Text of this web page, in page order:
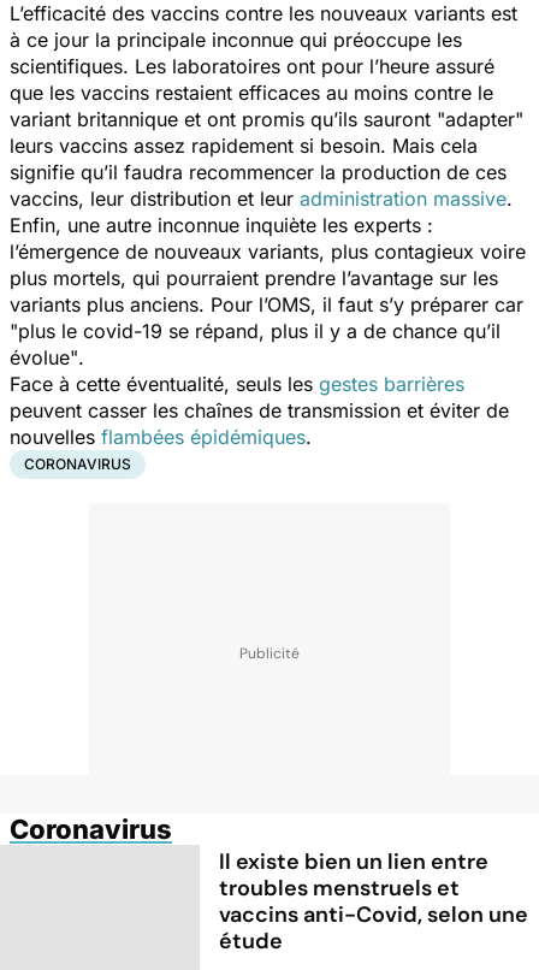
L’efficacité des vaccins contre les nouveaux variants est
à ce jour la principale inconnue qui préoccupe les
scientifiques. Les laboratoires ont pour l’heure assuré
que les vaccins restaient efficaces au moins contre le
variant britannique et ont promis qu’ils sauront "adapter"
leurs vaccins assez rapidement si besoin. Mais cela
signifie qu’il faudra recommencer la production de ces
vaccins, leur distribution et leur administration massive.
Enfin, une autre inconnue inquiète les experts :
l’émergence de nouveaux variants, plus contagieux voire
plus mortels, qui pourraient prendre l’avantage sur les
variants plus anciens. Pour l’OMS, il faut s’y préparer car
"plus le covid-19 se répand, plus il y a de chance qu’il
évolue".
Face à cette éventualité, seuls les gestes barrières
peuvent casser les chaînes de transmission et éviter de
nouvelles flambées épidémiques.
CORONAVIRUS
Coronavirus
Il existe bien un lien entre
troubles menstruels et
vaccins anti-Covid, selon une
étude